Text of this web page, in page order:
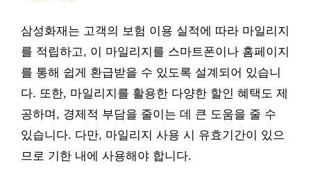
삼성화재는 고객의 보험 이용 실적에 따라 마일리지
를 적립하고, 이 마일리지를 스마트폰이나 홈페이지
를 통해 쉽게 환급받을 수 있도록 설계되어 있습니
다. 또한, 마일리지를 활용한 다양한 할인 혜택도 제
공하며, 경제적 부담을 줄이는 데 큰 도움을 줄 수
있습니다. 다만, 마일리지 사용 시 유효기간이 있으
므로 기한 내에 사용해야 합니다.